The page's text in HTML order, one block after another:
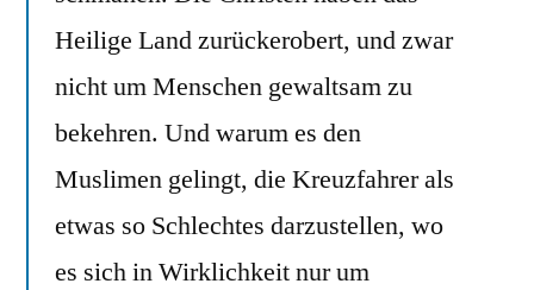
Heilige Land zurückerobert, und zwar
nicht um Menschen gewaltsam zu
bekehren. Und warum es den
Muslimen gelingt, die Kreuzfahrer als
etwas so Schlechtes darzustellen, wo
es sich in Wirklichkeit nur um